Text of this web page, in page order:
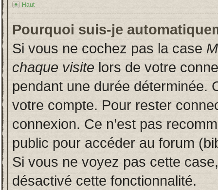
Haut
Pourquoi suis-je
Si vous ne cochez pas la case
chaque visite lors de votre
pendant une durée déterminée.
votre compte. Pour rester
connexion. Ce n’est pas
public pour accéder au forum
Si vous ne voyez pas cette
désactivé cette fonctionnalité.